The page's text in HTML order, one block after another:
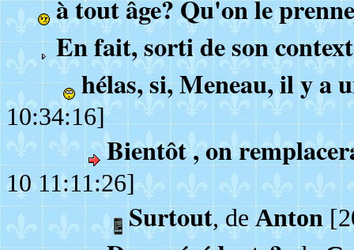
à tout âge? Qu'on le
En fait, sorti de son
hélas, si, Meneau, il y a
10:34:16]
Bientôt , on
10 11:11:26]
Surtout, de Anton